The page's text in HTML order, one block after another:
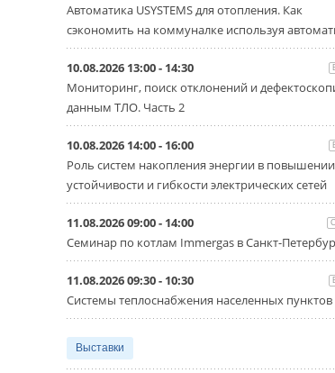
Автоматика USYSTEMS для отопления. Как
сэкономить на коммуналке используя
10.08.2026 13:00 - 14:30
Мониторинг, поиск отклонений и
данным ТЛО. Часть 2
10.08.2026 14:00 - 16:00
Роль систем накопления энергии в повышении
устойчивости и гибкости электрических сетей
11.08.2026 09:00 - 14:00
Семинар по котлам Immergas в Санкт-
11.08.2026 09:30 - 10:30
Системы теплоснабжения населенных пунктов
Выставки